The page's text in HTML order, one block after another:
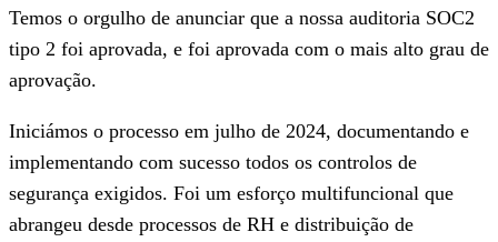
Temos o orgulho de anunciar que a nossa auditoria SOC2
tipo 2 foi aprovada, e foi aprovada com o mais alto grau de
aprovação.
Iniciámos o processo em julho de 2024, documentando e
implementando com sucesso todos os controlos de
segurança exigidos. Foi um esforço multifuncional que
abrangeu desde processos de RH e distribuição de